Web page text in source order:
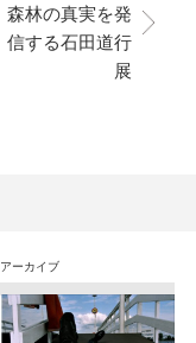
森林の真実を発
信する石田道行
展
アーカイブ